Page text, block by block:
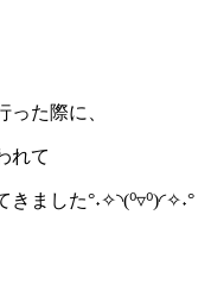
た際に、
れて
ました°˖✧◝(⁰▿⁰)◜✧˖°